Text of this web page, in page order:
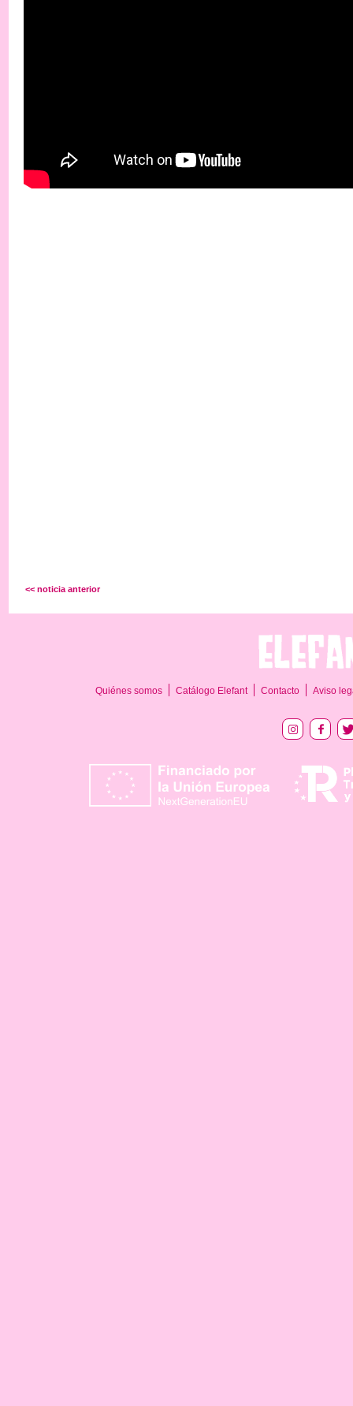
<< noticia anterior
Quiénes somos Catálogo Elefant Contacto Aviso